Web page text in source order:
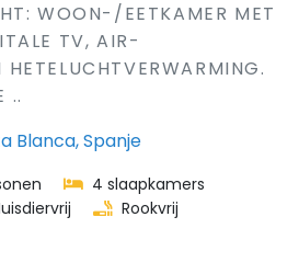
WOON-/EETKAMER MET
TV, AIR-
..
Blanca, Spanje
4 slaapkamers
Rookvrij